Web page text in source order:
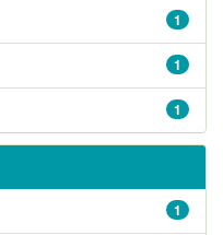
1
1
1
1